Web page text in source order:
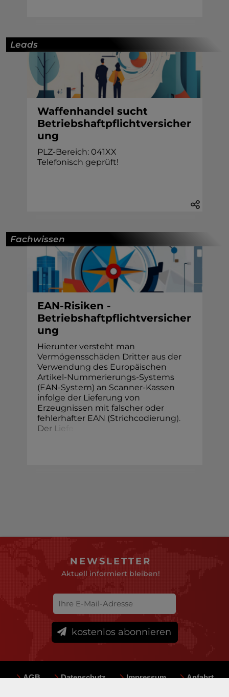
Leads
Waffenhandel sucht
Betriebshaftpflichtversicher
ung
PLZ-Bereich: 041XX
Telefonisch geprüft!
Fachwissen
EAN-Risiken -
Betriebshaftpflichtversicher
ung
Hierunter versteht man
Vermögensschäden Dritter aus der
Verwendung des Europäischen
Artikel-Nummerierungs-Systems
(EAN-System) an Scanner-Kassen
infolge der Lieferung von
Erzeugnissen mit falscher oder
fehlerhafter EAN (Strichcodierung).
Der Lie
NEWSLETTER
Aktuell informiert bleiben!
kostenlos abonnieren
AGB Datenschutz Impressum
Anfahrt